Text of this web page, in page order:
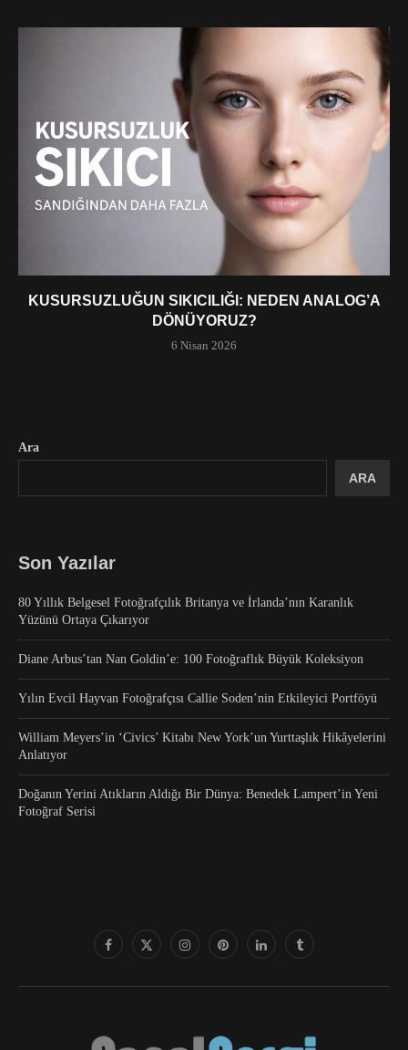
KUSURSUZLUĞUN SIKICILIĞI: NEDEN ANALOG’A
DÖNÜYORUZ?
6 Nisan 2026
Ara
ARA
Son Yazılar
80 Yıllık Belgesel Fotoğrafçılık Britanya ve İrlanda’nın Karanlık
Yüzünü Ortaya Çıkarıyor
Diane Arbus’tan Nan Goldin’e: 100 Fotoğraflık Büyük Koleksiyon
Yılın Evcil Hayvan Fotoğrafçısı Callie Soden’nin Etkileyici Portföyü
William Meyers’in ‘Civics’ Kitabı New York’un Yurttaşlık Hikâyelerini
Anlatıyor
Doğanın Yerini Atıkların Aldığı Bir Dünya: Benedek Lampert’in Yeni
Fotoğraf Serisi